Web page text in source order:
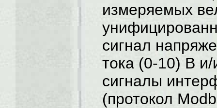
измеряемых
сигнал
тока (0-10) В
сигналы
(протокол